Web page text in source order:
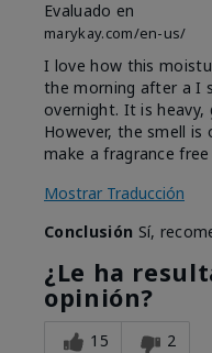
Evaluado en
marykay.com/en-us/
I love how this
the morning after a I
overnight. It is heavy,
However, the smell is
make a fragrance free
Mostrar Traducción
Conclusión Sí,
¿Le ha
opinión?
15 2